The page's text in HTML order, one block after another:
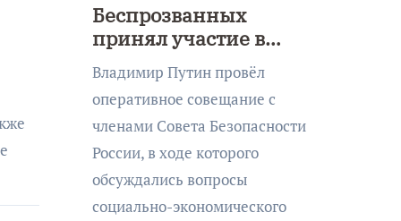
Беспрозванных
принял участие в
совещании Совбеза
под руководством
Путина
Владимир Путин провёл
оперативное совещание с
членами Совета Безопасности
России, в ходе которого
обсуждались вопросы
социально-экономического